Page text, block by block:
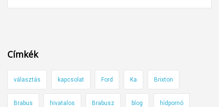
m
s
a
k
b
u
o
l
e
Címkék
választás kapcsolat Ford Ka Brixton
Brabus hivatalos Brabusz blog hídpornó